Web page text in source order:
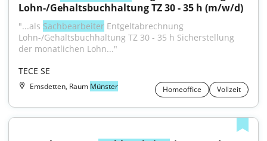
Lohn-/Gehaltsbuchhaltung TZ 30 - 35 h (m/w/d)
"...als Sachbearbeiter Entgeltabrechnung
Lohn-/Gehaltsbuchhaltung TZ 30 - 35 h Sicherstellung
der monatlichen Lohn..."
TECE SE
Emsdetten, Raum Münster Homeoffice Vollzeit